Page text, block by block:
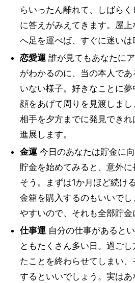
らいったん離れて、しばら
に答えがみえてきます。屋
へ足を運べば、すぐに迷いは
恋愛運誰が見てもあなたに
がわかるのに、当の本人で
いない様子。好きなことに夢
顔をあげて周りを見渡しま
相手を夕方までに発見できれ
進展します。
金運今日のあなたは貯金に
貯金を始めてみると、意外
そう。まずは1か月ほど続け
金箱を購入するのもいいでし
やすいので、それも全部貯金
仕事運自分の仕事があると
ともたくさん多い日。過ご
たことを終わらせてしまい
するといいでしょう。実は